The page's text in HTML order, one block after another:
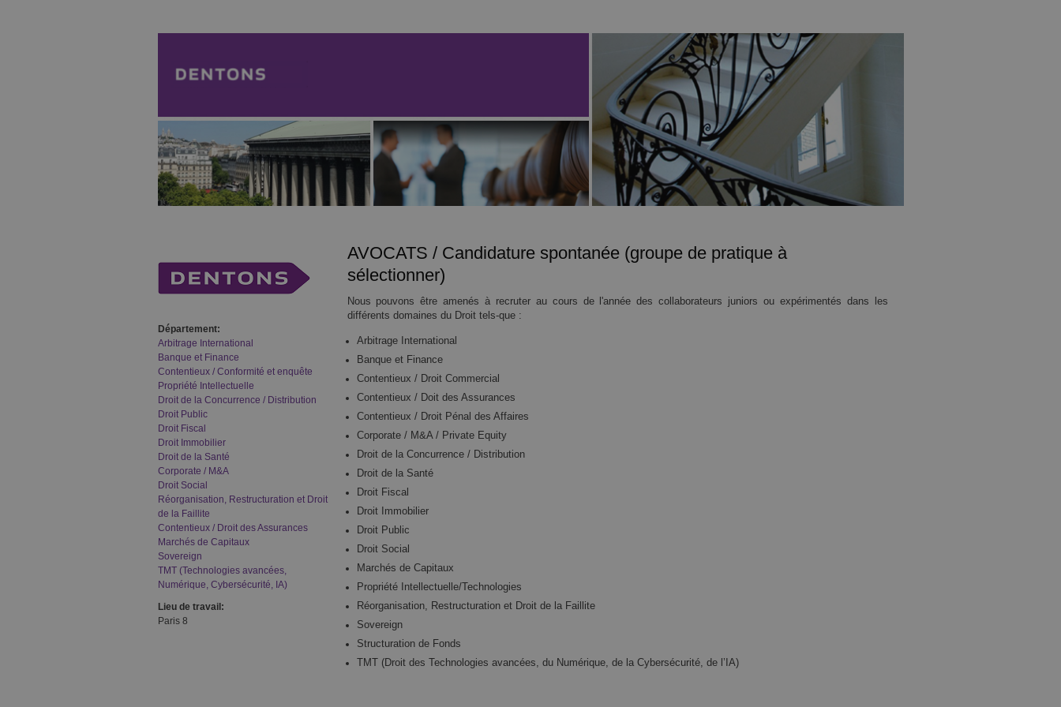
Département:
Arbitrage International
Banque et Finance
Contentieux / Conformité et enquête
Propriété Intellectuelle
Droit de la Concurrence / Distribution
Droit Public
Droit Fiscal
Droit Immobilier
Droit de la Santé
Corporate / M&A
Droit Social
Réorganisation, Restructuration et Droit
de la Faillite
Contentieux / Droit des Assurances
Marchés de Capitaux
Sovereign
TMT (Technologies avancées,
Numérique, Cybersécurité, IA)
Lieu de travail:
Paris 8
AVOCATS / Candidature spontanée (groupe de pratique à
sélectionner)
Nous pouvons être amenés à recruter au cours de l'année des collaborateurs juniors ou expérimentés dans les
différents domaines du Droit tels-que :
Arbitrage International
Banque et Finance
Contentieux / Droit Commercial
Contentieux / Doit des Assurances
Contentieux / Droit Pénal des Affaires
Corporate / M&A / Private Equity
Droit de la Concurrence / Distribution
Droit de la Santé
Droit Fiscal
Droit Immobilier
Droit Public
Droit Social
Marchés de Capitaux
Propriété Intellectuelle/Technologies
Réorganisation, Restructuration et Droit de la Faillite
Sovereign
Structuration de Fonds
TMT (Droit des Technologies avancées, du Numérique, de la Cybersécurité, de l’IA)